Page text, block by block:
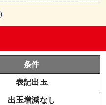
条件
表記出玉
出玉増減なし